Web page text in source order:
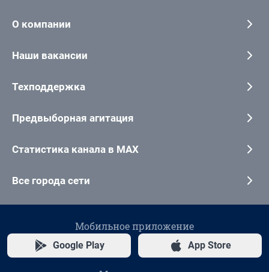
О компании
Наши вакансии
Техподдержка
Предвыборная агитация
Статистика канала в MAX
Все города сети
Мобильное приложение
Google Play App Store